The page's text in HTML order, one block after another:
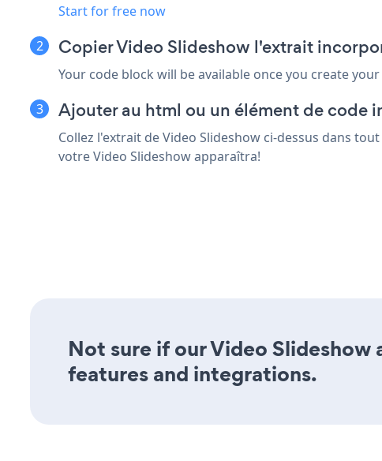
Start for free now
Copier Video Slideshow l'extrait
Your code block will be available once you create
Ajouter au html ou un élément de code
Collez l'extrait de Video Slideshow ci-dessus dans
votre Video Slideshow apparaîtra!
Not sure if our Video
features and integrations.